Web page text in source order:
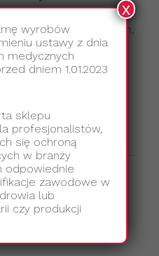
to jeden z
cewników pęcherzowych,
w placówkach
ZOL czy DPS, jak i w
Jego funkcjonalność i
w urologii, podczas
w położnictwie,
się porodów.
jakości
wyrobów
ustawy z dnia
medycznych
dniem 1.01.2023
sklepu
profesjonalistów,
się ochroną
w branży
odpowiednie
zawodowe w
lub
czy produkcji
x